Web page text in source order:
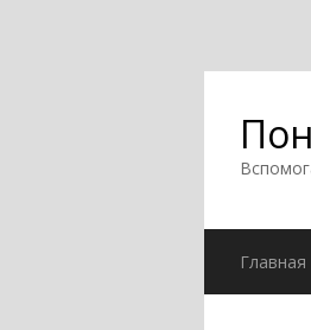
Главная